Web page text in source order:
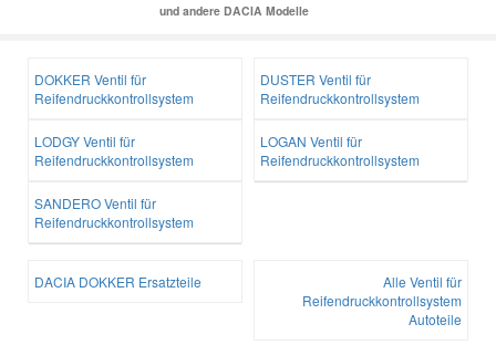
und andere DACIA Modelle
DOKKER Ventil für
Reifendruckkontrollsystem
DUSTER Ventil für
Reifendruckkontrollsystem
LODGY Ventil für
Reifendruckkontrollsystem
LOGAN Ventil für
Reifendruckkontrollsystem
SANDERO Ventil für
Reifendruckkontrollsystem
DACIA DOKKER Ersatzteile
Alle Ventil für
Reifendruckkontrollsystem
Autoteile